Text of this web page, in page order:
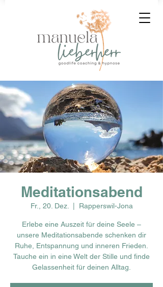
Meditationsabend
Fr., 20. Dez. Rapperswil-Jona
Erlebe eine Auszeit für deine Seele –
unsere Meditationsabende schenken dir
Ruhe, Entspannung und inneren Frieden.
Tauche ein in eine Welt der Stille und finde
Gelassenheit für deinen Alltag.